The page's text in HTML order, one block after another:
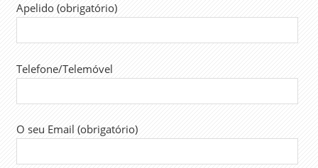
Apelido (obrigatório)
Telefone/Telemóvel
O seu Email (obrigatório)